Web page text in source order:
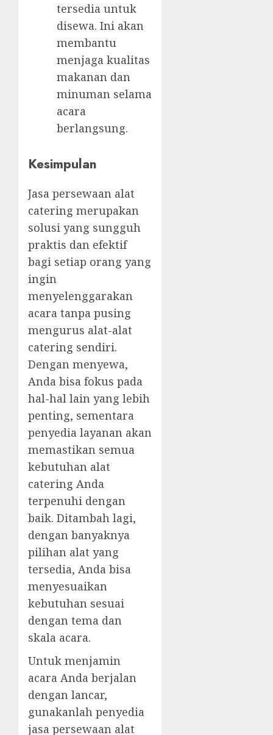
tersedia untuk
disewa. Ini akan
membantu
menjaga kualitas
makanan dan
minuman selama
acara
berlangsung.
Kesimpulan
Jasa persewaan alat
catering merupakan
solusi yang sungguh
praktis dan efektif
bagi setiap orang yang
ingin
menyelenggarakan
acara tanpa pusing
mengurus alat-alat
catering sendiri.
Dengan menyewa,
Anda bisa fokus pada
hal-hal lain yang lebih
penting, sementara
penyedia layanan akan
memastikan semua
kebutuhan alat
catering Anda
terpenuhi dengan
baik. Ditambah lagi,
dengan banyaknya
pilihan alat yang
tersedia, Anda bisa
menyesuaikan
kebutuhan sesuai
dengan tema dan
skala acara.
Untuk menjamin
acara Anda berjalan
dengan lancar,
gunakanlah penyedia
jasa persewaan alat